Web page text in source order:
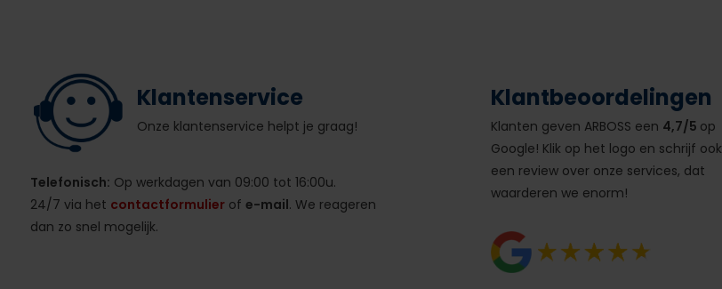
Klantenservice
Onze klantenservice helpt je graag!
Telefonisch: Op werkdagen van 09:00 tot 16:00u.
24/7 via het contactformulierof e-mail. We reageren
dan zo snel mogelijk.
Klantbeoordelingen
Klanten geven ARBOSS een 4,7/5 op
Google! Klik op het logo en schrijf ook
een review over onze services, dat
waarderen we enorm!